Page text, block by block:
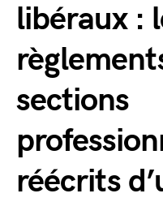
libéraux :
sections
réécrits